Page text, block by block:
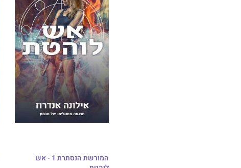
המורשת הנסתרת 1 - אש